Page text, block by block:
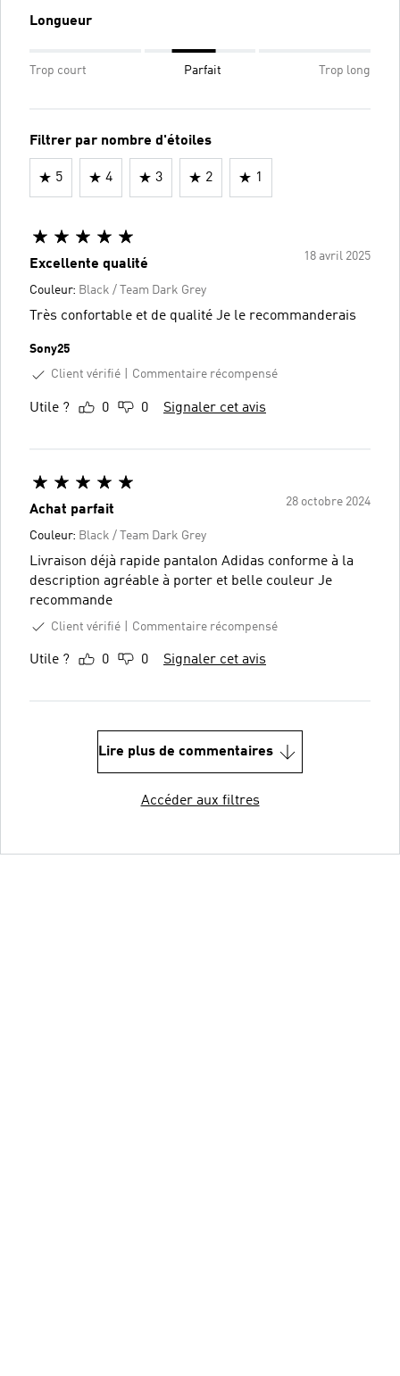
Longueur
Trop court Parfait Trop long
Filtrer par nombre d'étoiles
5 4 3 2 1
18 avril 2025
Excellente qualité
Couleur: Black / Team Dark Grey
Très confortable et de qualité Je le recommanderais
Sony25
Client vérifié
Commentaire récompensé
Utile ? 0 0 Signaler cet avis
28 octobre 2024
Achat parfait
Couleur: Black / Team Dark Grey
Livraison déjà rapide pantalon Adidas conforme à la
description agréable à porter et belle couleur Je
recommande
Client vérifié Commentaire récompensé
Utile ? 0 0 Signaler cet avis
Lire plus de commentaires
Accéder aux filtres